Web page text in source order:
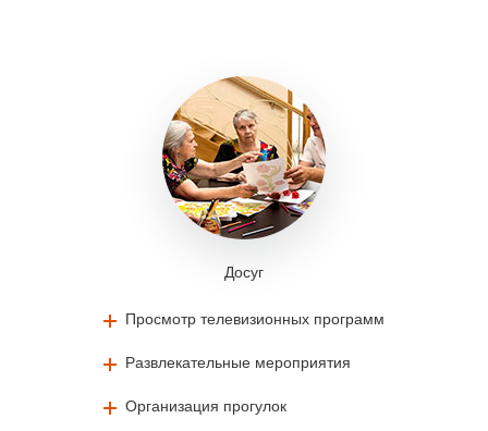
Досуг
Просмотр телевизионных программ
Развлекательные мероприятия
Организация прогулок